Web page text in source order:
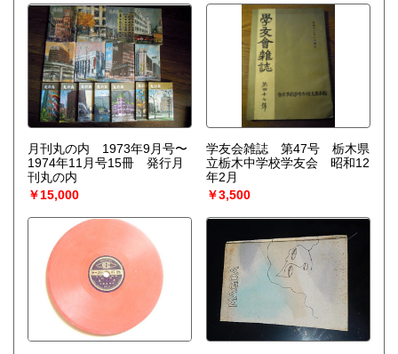
月刊丸の内 1973年9月号〜
1974年11月号15冊 発行月
刊丸の内
￥15,000
学友会雑誌 第47号 栃木県
立栃木中学校学友会 昭和12
年2月
￥3,500